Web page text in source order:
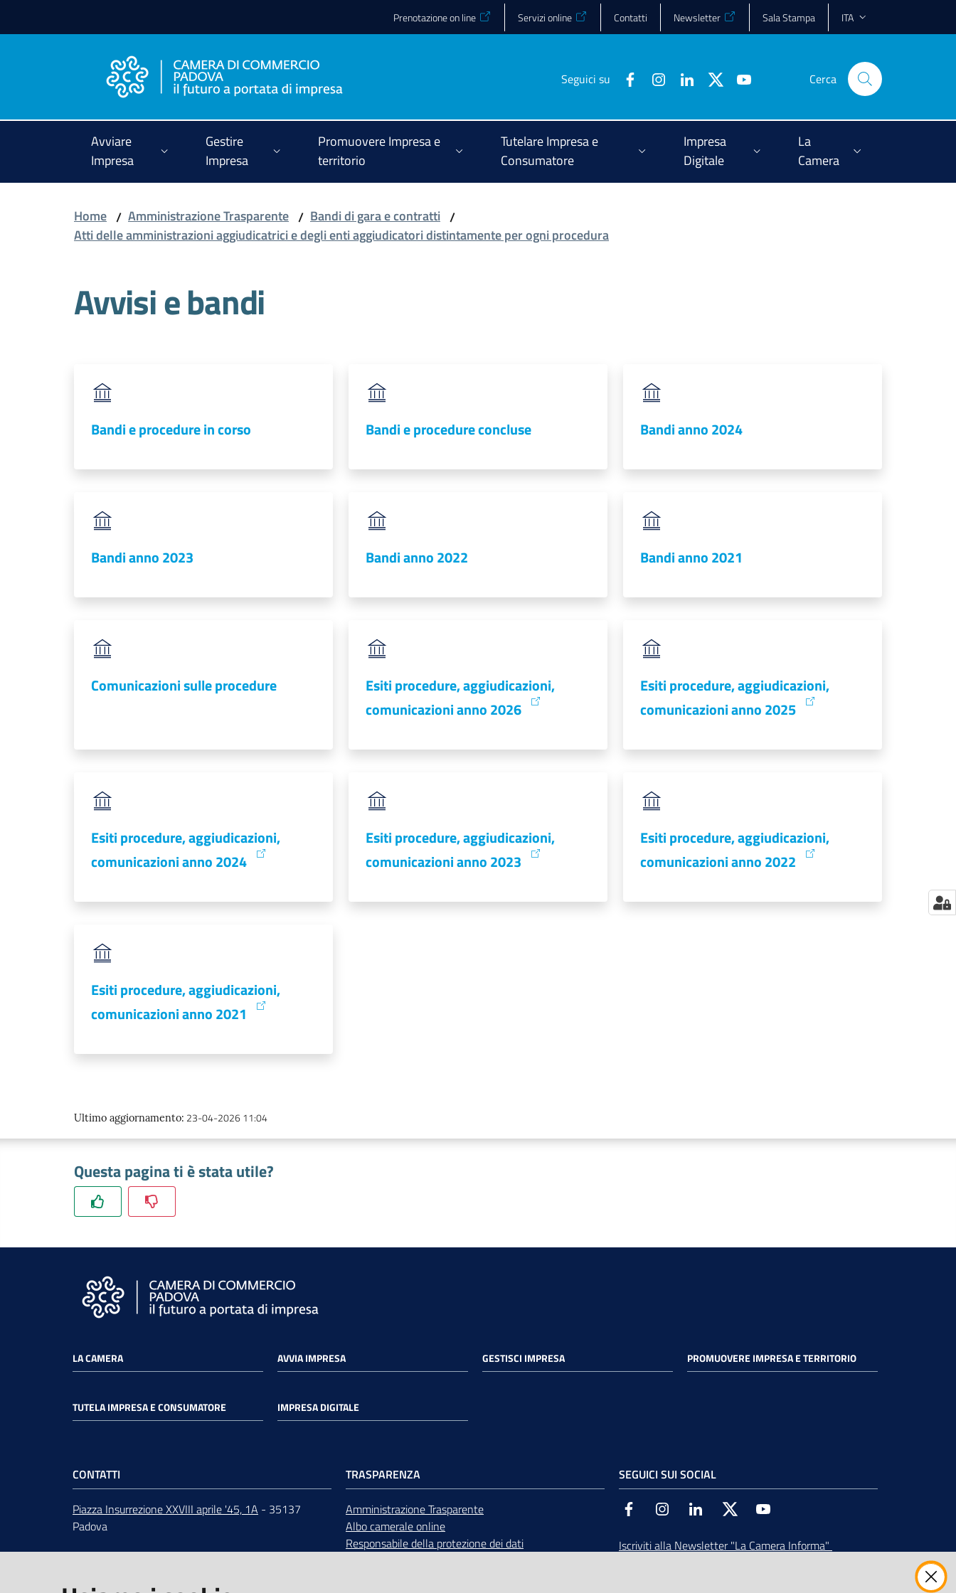
Prenotazione on line Servizi online Contatti Newsletter Sala Stampa ITA
Seguici su Cerca
Avviare
Impresa
Gestire
Impresa
Promuovere Impresa e
territorio
Tutelare Impresa e
Consumatore
Impresa
Digitale
La
Camera
Home / Amministrazione Trasparente / Bandi di gara e contratti /
Atti delle amministrazioni aggiudicatrici e degli enti aggiudicatori distintamente per ogni procedura
Avvisi e bandi
Bandi e procedure in corso Bandi e procedure concluse Bandi anno 2024
Bandi anno 2023 Bandi anno 2022 Bandi anno 2021
Comunicazioni sulle procedure
Esiti procedure, aggiudicazioni,
comunicazioni anno 2026
Esiti procedure, aggiudicazioni,
comunicazioni anno 2025
Esiti procedure, aggiudicazioni,
comunicazioni anno 2024
Esiti procedure, aggiudicazioni,
comunicazioni anno 2023
Esiti procedure, aggiudicazioni,
comunicazioni anno 2022
Esiti procedure, aggiudicazioni,
comunicazioni anno 2021
Ultimo aggiornamento: 23-04-2026 11:04
Questa pagina ti è stata utile?
LA CAMERA AVVIA IMPRESA GESTISCI IMPRESA PROMUOVERE IMPRESA E TERRITORIO
TUTELA IMPRESA E CONSUMATORE IMPRESA DIGITALE
CONTATTI
Piazza Insurrezione XXVIII aprile '45, 1A - 35137
Padova
ORARIdal lunedì al venerdì 9:00 - 12:30
TRASPARENZA
Amministrazione Trasparente
Albo camerale online
Responsabile della protezione dei dati
SEGUICI SUI SOCIAL
Facebook InstagramLinkedin Twitter
Iscriviti alla Newsletter "La Camera Informa"